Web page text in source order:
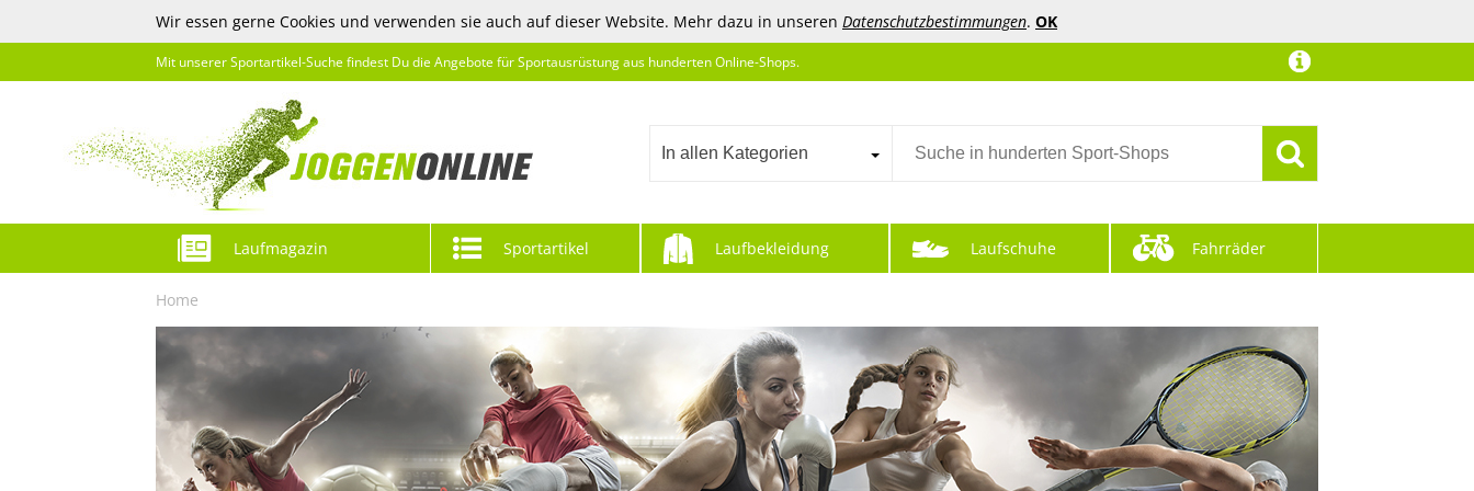
Wir essen gerne Cookies und verwenden sie auch auf dieser Website. Mehr dazu in unseren Datenschutzbestimmungen. OK
Mit unserer Sportartikel-Suche findest Du die Angebote für Sportausrüstung aus hunderten Online-Shops.
In allen Kategorien
Laufmagazin Sportartikel Laufbekleidung Laufschuhe Fahrräder
Home